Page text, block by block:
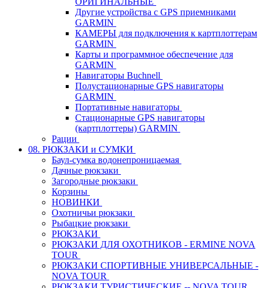
Другие устройства с GPS приемниками
GARMIN
КАМЕРЫ для подключения к картплоттерам
GARMIN
Карты и программное обеспечение для
GARMIN
Навигаторы Buchnell
Полустационарные GPS навигаторы
GARMIN
Портативные навигаторы
Стационарные GPS навигаторы
(картплоттеры) GARMIN
Рации
08. РЮКЗАКИ и СУМКИ
Баул-сумка водонепроницаемая
Дачные рюкзаки
Загородные рюкзаки
Корзины
НОВИНКИ
Охотничьи рюкзаки
Рыбацкие рюкзаки
РЮКЗАКИ
РЮКЗАКИ ДЛЯ ОХОТНИКОВ - ERMINE NOVA
TOUR
РЮКЗАКИ СПОРТИВНЫЕ УНИВЕРСАЛЬНЫЕ -
NOVA TOUR